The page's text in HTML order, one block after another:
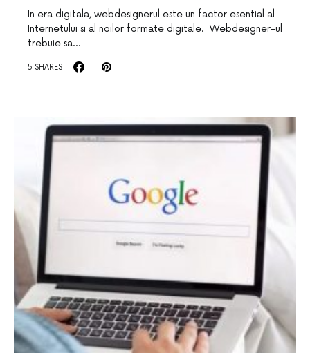
In era digitala, webdesignerul este un factor esential al
Internetului si al noilor formate digitale. Webdesigner-ul
trebuie sa…
5 SHARES